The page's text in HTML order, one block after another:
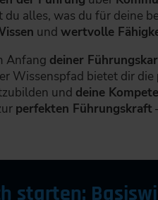
du alles, was du für deine
und wertvolle
Anfang deiner
Wissenspfad bietet dir die
und deine
perfekten Führungskraft
starten: